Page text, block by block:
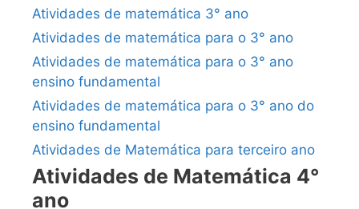
Atividades de matemática 3° ano
Atividades de matemática para o 3° ano
Atividades de matemática para o 3° ano
ensino fundamental
Atividades de matemática para o 3° ano do
ensino fundamental
Atividades de Matemática para terceiro ano
Atividades de Matemática 4°
ano